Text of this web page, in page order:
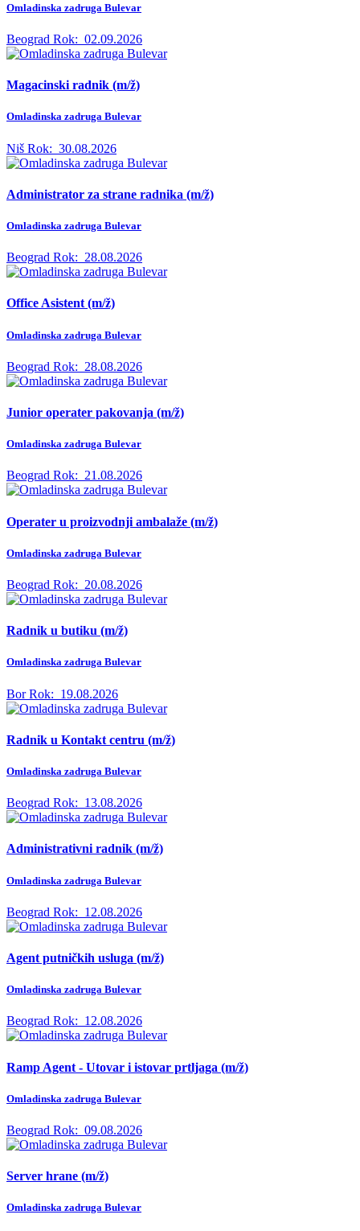
Omladinska zadruga Bulevar
Beograd Rok: 02.09.2026
Magacinski radnik (m/ž)
Omladinska zadruga Bulevar
Niš Rok: 30.08.2026
Administrator za strane radnika (m/ž)
Omladinska zadruga Bulevar
Beograd Rok: 28.08.2026
Office Asistent (m/ž)
Omladinska zadruga Bulevar
Beograd Rok: 28.08.2026
Junior operater pakovanja (m/ž)
Omladinska zadruga Bulevar
Beograd Rok: 21.08.2026
Operater u proizvodnji ambalaže (m/ž)
Omladinska zadruga Bulevar
Beograd Rok: 20.08.2026
Radnik u butiku (m/ž)
Omladinska zadruga Bulevar
Bor Rok: 19.08.2026
Radnik u Kontakt centru (m/ž)
Omladinska zadruga Bulevar
Beograd Rok: 13.08.2026
Administrativni radnik (m/ž)
Omladinska zadruga Bulevar
Beograd Rok: 12.08.2026
Agent putničkih usluga (m/ž)
Omladinska zadruga Bulevar
Beograd Rok: 12.08.2026
Ramp Agent - Utovar i istovar prtljaga (m/ž)
Omladinska zadruga Bulevar
Beograd Rok: 09.08.2026
Server hrane (m/ž)
Omladinska zadruga Bulevar